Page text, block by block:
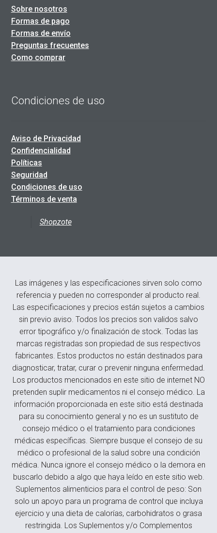
Sobre nosotros
Formas de pago
Formas de envío
Preguntas frecuentes
Como comprar
Condiciones de uso
Aviso de Privacidad
Confidencialidad
Políticas
Seguridad
Condiciones de uso
Términos de venta
Shopzote
Las imágenes y las especificaciones sirven solo como
referencia y pueden no corresponder al producto real.
Las especificaciones y precios están sujetos a cambios
sin previo aviso. Todos los precios son validos salvo
error tipográfico y/o finalización de stock. Todas las
marcas registradas son propiedad de sus respectivos
fabricantes. Estos productos no están destinados para
diagnosticar, tratar, curar o prevenir ninguna enfermedad.
Los productos mencionados en este sitio de internet NO
pretenden suplir medicamentos ni el consejo médico. La
información proporcionada en este sitio está destinada
para su conocimiento general y no es un sustituto de
consejo médico o el tratamiento para condiciones
médicas específicas. Siempre busque el consejo de su
médico o profesional de la salud sobre una condición
médica. Nunca ignore el consejo médico o la demora en
buscarlo debido a algo que haya leído en este sitio web.
Suplementos alimenticios para el control de peso: Son
solo un apoyo para un programa de control que incluya
ejercicio y una dieta de calorías, carbohidratos o grasa
restringida. Los Suplementos y/o Complementos